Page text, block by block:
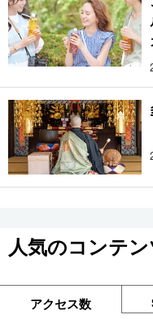
人気のコンテ
アクセス数